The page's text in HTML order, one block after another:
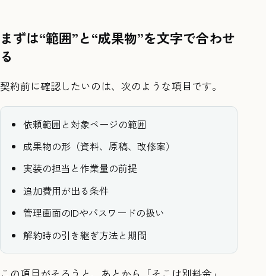
まずは“範囲”と“成果物”を文字で合わせ
る
契約前に確認したいのは、次のような項目です。
依頼範囲と対象ページの範囲
成果物の形（資料、原稿、改修案）
実装の担当と作業量の前提
追加費用が出る条件
管理画面のIDやパスワードの扱い
解約時の引き継ぎ方法と期間